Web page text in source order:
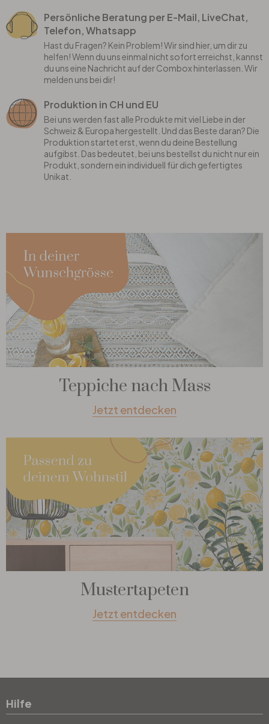
Persönliche Beratung per E-Mail, LiveChat,
Telefon, Whatsapp
Hast du Fragen? Kein Problem! Wir sind hier, um dir zu
helfen! Wenn du uns einmal nicht sofort erreichst, kannst
du uns eine Nachricht auf der Combox hinterlassen. Wir
melden uns bei dir!
Produktion in CH und EU
Bei uns werden fast alle Produkte mit viel Liebe in der
Schweiz & Europa hergestellt. Und das Beste daran? Die
Produktion startet erst, wenn du deine Bestellung
aufgibst. Das bedeutet, bei uns bestellst du nicht nur ein
Produkt, sondern ein individuell für dich gefertigtes
Unikat.
Teppiche nach Mass
Jetzt entdecken
Mustertapeten
Jetzt entdecken
Hilfe